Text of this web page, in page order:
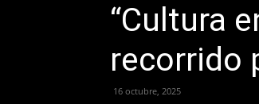
“Cultura
recorrido
16 octubre, 2025